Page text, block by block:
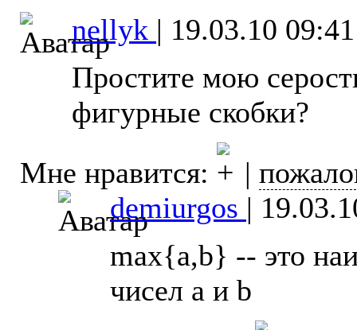
nellyk | 19.03.10 09:41
Простите мою
фигурные скобки?
Мне нравится:
|
demiurgos |
max{a,b} -- это
чисел a и b